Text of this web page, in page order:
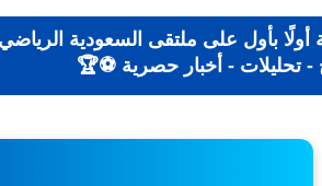
بأول على ملتقى السعودية الرياضي |
تحليلات - أخبار حصرية ⚽🏆